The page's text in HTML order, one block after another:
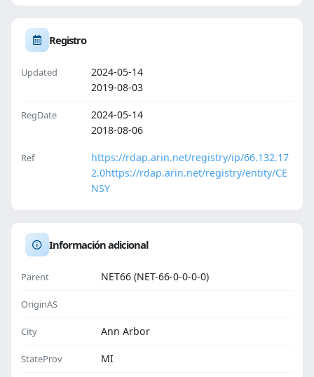
Registro
Updated
2024-05-14
2019-08-03
RegDate
2024-05-14
2018-08-06
Ref
https://rdap.arin.net/registry/ip/66.132.17
2.0https://rdap.arin.net/registry/entity/CE
NSY
Información adicional
Parent NET66 (NET-66-0-0-0-0)
OriginAS
City Ann Arbor
StateProv MI